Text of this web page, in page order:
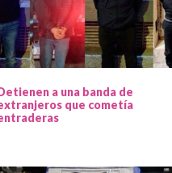
a una banda de
que cometía